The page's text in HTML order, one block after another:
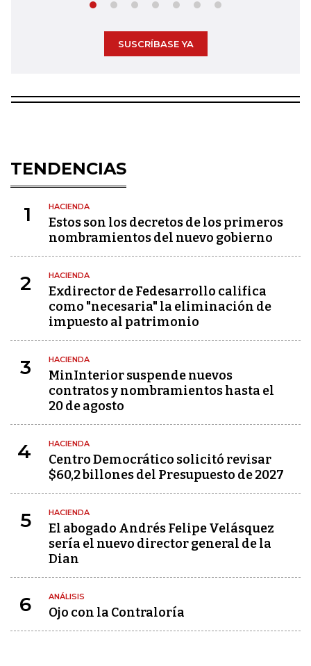
SUSCRÍBASE YA
TENDENCIAS
1 HACIENDA
Estos son los decretos de los primeros
nombramientos del nuevo gobierno
2 HACIENDA
Exdirector de Fedesarrollo califica
como "necesaria" la eliminación de
impuesto al patrimonio
3 HACIENDA
MinInterior suspende nuevos
contratos y nombramientos hasta el
20 de agosto
4 HACIENDA
Centro Democrático solicitó revisar
$60,2 billones del Presupuesto de 2027
5 HACIENDA
El abogado Andrés Felipe Velásquez
sería el nuevo director general de la
Dian
6 ANÁLISIS
Ojo con la Contraloría